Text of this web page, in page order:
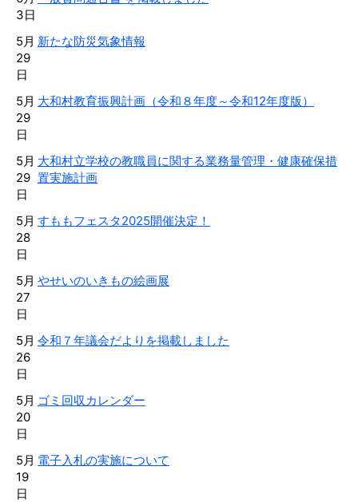
3日
5月
29
日
新たな防災気象情報
5月
29
日
大和村教育振興計画（令和８年度～令和12年度版）
5月
29
日
大和村立学校の教職員に関する業務量管理・健康確保措
置実施計画
5月
28
日
すももフェスタ2025開催決定！
5月
27
日
やせいのいきもの絵画展
5月
26
日
令和７年議会だよりを掲載しました
5月
20
日
ゴミ回収カレンダー
5月
19
日
電子入札の実施について